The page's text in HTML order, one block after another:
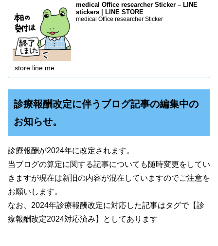
medical Office researcher Sticker – LINE
stickers | LINE STORE
medical Office researcher Sticker
store.line.me
診療報酬改定に伴うブログ記事の編集中の
お知らせ。
診療報酬が2024年に改定されます。
当ブログの算定に関する記事についても随時変更をしてい
きますが現在は新旧の内容が混在していますのでご注意を
お願いします。
なお、2024年診療報酬改定に対応した記事はタグで【診
療報酬改定2024対応済み】としてあります